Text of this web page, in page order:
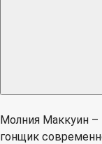
Молния Маккуин –
гонщик